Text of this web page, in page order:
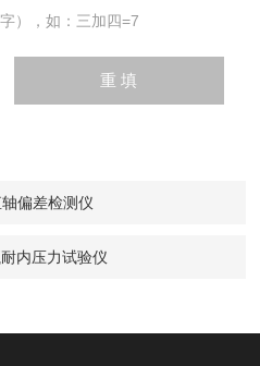
），如：三加四=7
偏差检测仪
内压力试验仪